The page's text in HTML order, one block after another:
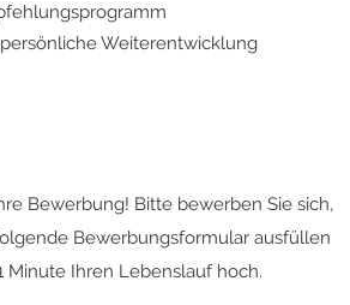
Weiterentwicklung
Bewerbung! Bitte bewerben Sie sich,
Bewerbungsformular ausfüllen
Minute Ihren Lebenslauf hoch.